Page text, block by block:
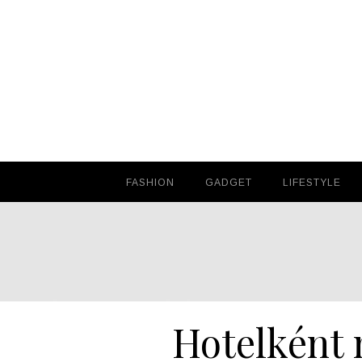
FASHION
FASHION GADGET
GADGET LIFESTYLE
LIFESTYLE
Hotelként